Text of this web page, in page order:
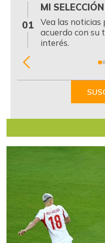
01
MI
Vea las noticias
acuerdo con su
interés.
Item